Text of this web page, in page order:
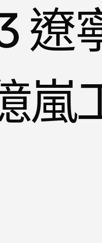
遼
嵐